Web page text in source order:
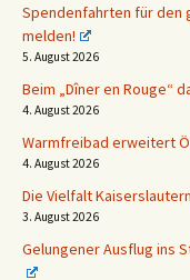
Spendenfahrten für den
melden!
5. August 2026
Beim „Dîner en Rouge“
4. August 2026
Warmfreibad erweitert
4. August 2026
Die Vielfalt
3. August 2026
Gelungener Ausflug ins